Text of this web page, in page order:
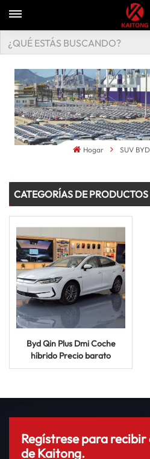
Hogar SUV
CATEGORÍAS DE PRODUCTOS
Byd Qin Plus Dmi Coche
híbrido Precio barato
Vehículo eléctrico Auto
Regístrese para
de Kaitong.